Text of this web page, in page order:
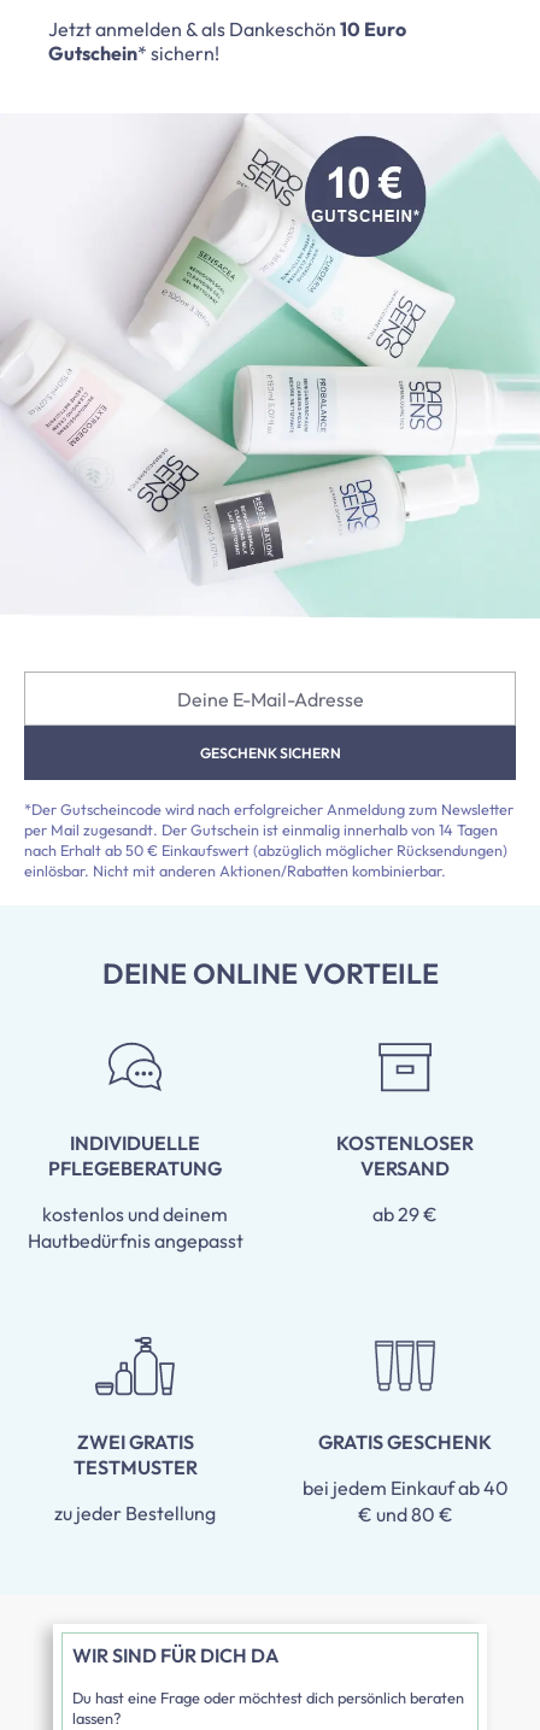
Jetzt anmelden & als Dankeschön 10 Euro
Gutschein* sichern!
GESCHENK SICHERN
*Der Gutscheincode wird nach erfolgreicher Anmeldung zum Newsletter
per Mail zugesandt. Der Gutschein ist einmalig innerhalb von 14 Tagen
nach Erhalt ab 50 € Einkaufswert (abzüglich möglicher Rücksendungen)
einlösbar. Nicht mit anderen Aktionen/Rabatten kombinierbar.
DEINE ONLINE VORTEILE
INDIVIDUELLE
PFLEGEBERATUNG
kostenlos und deinem
Hautbedürfnis angepasst
KOSTENLOSER
VERSAND
ab 29 €
ZWEI GRATIS
TESTMUSTER
zu jeder Bestellung
GRATIS GESCHENK
bei jedem Einkauf ab 40
€ und 80 €
WIR SIND FÜR DICH DA
Du hast eine Frage oder möchtest dich persönlich beraten
lassen?